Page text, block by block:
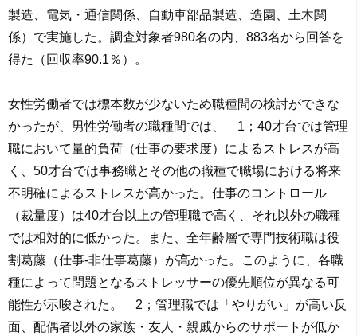
製造、電気・通信関係、自動車部品製造、造園、土木関
係）で実施した。調査対象者980名の内、883名から回答を
得た（回収率90.1％）。
女性労働者では標本数が少ないため職種間の検討ができな
かったが、男性労働者の職種間では、 1；40才台では管理
職において量的負荷（仕事の要求度）によるストレスが高
く、50才台では事務職とその他の職種で職場における将来
不明確によるストレスが高かった。仕事のコントロール
（裁量度）は40才台以上の管理職で高く、それ以外の職種
では相対的に低かった。また、全年齢層で専門技術職は役
割葛藤（仕事-非仕事葛藤）が高かった。このように、各職
種によって問題となるストレッサーの優先順位が異なる可
能性が示唆された。 2；管理職では「やりがい」が高い反
面、配偶者以外の家族・友人・親戚からのサポートが低か